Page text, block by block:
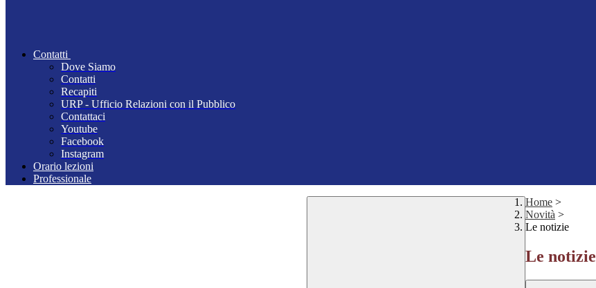
Contatti
Dove Siamo
Contatti
Recapiti
URP - Ufficio Relazioni con il Pubblico
Contattaci
Youtube
Facebook
Instagram
Orario lezioni
Professionale
Home >
Novità >
Le notizie
Le notizie